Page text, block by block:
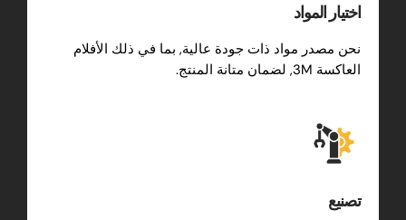
اختيار المواد
نحن مصدر مواد ذات جودة عالية, بما في ذلك الأفلام
العاكسة 3M, لضمان متانة المنتج.
تصنيع